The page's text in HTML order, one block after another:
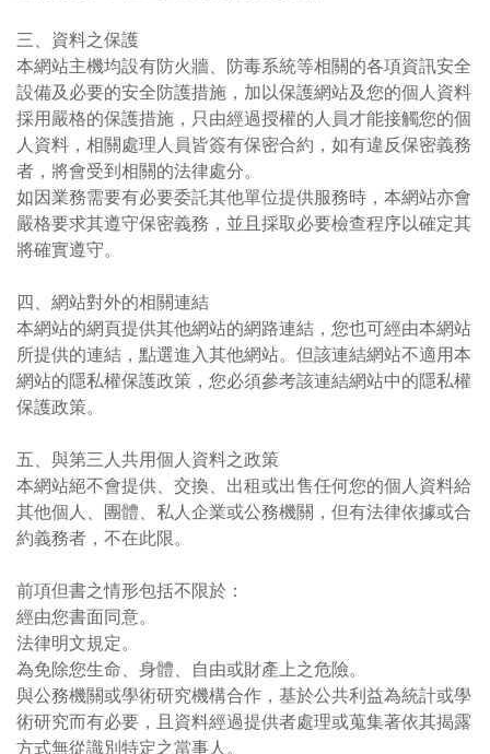
三、資料之保護
本網站主機均設有防火牆、防毒系統等相關的各項資訊安全
設備及必要的安全防護措施，加以保護網站及您的個人資料
採用嚴格的保護措施，只由經過授權的人員才能接觸您的個
人資料，相關處理人員皆簽有保密合約，如有違反保密義務
者，將會受到相關的法律處分。
如因業務需要有必要委託其他單位提供服務時，本網站亦會
嚴格要求其遵守保密義務，並且採取必要檢查程序以確定其
將確實遵守。
四、網站對外的相關連結
本網站的網頁提供其他網站的網路連結，您也可經由本網站
所提供的連結，點選進入其他網站。但該連結網站不適用本
網站的隱私權保護政策，您必須參考該連結網站中的隱私權
保護政策。
五、與第三人共用個人資料之政策
本網站絕不會提供、交換、出租或出售任何您的個人資料給
其他個人、團體、私人企業或公務機關，但有法律依據或合
約義務者，不在此限。
前項但書之情形包括不限於：
經由您書面同意。
法律明文規定。
為免除您生命、身體、自由或財產上之危險。
與公務機關或學術研究機構合作，基於公共利益為統計或學
術研究而有必要，且資料經過提供者處理或蒐集著依其揭露
方式無從識別特定之當事人。